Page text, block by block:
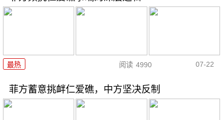
最热 阅读 4990 07-22
菲方蓄意挑衅仁爱礁，中方坚决反制